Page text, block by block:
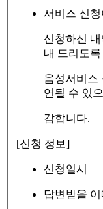
서비스 신
신청하신
내 드리도
음성서비스
연될 수 있
감합니다.
[신청 정보]
신청일시
답변받을 이